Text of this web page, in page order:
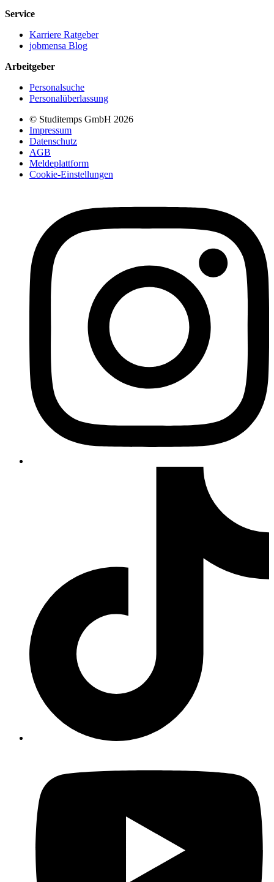
Service
Karriere Ratgeber
jobmensa Blog
Arbeitgeber
Personalsuche
Personalüberlassung
© Studitemps GmbH 2026
Impressum
Datenschutz
AGB
Meldeplattform
Cookie-Einstellungen